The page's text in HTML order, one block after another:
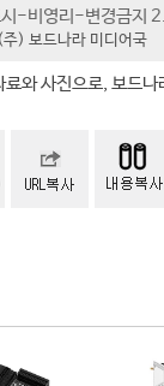
-비영리-변경금지
) 보드나라 미디어국
와 사진으로, 보드